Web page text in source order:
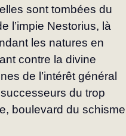
sont tombées du
l’impie Nestorius, là
les natures en
contre la divine
de l’intérêt général
du trop
boulevard du schisme